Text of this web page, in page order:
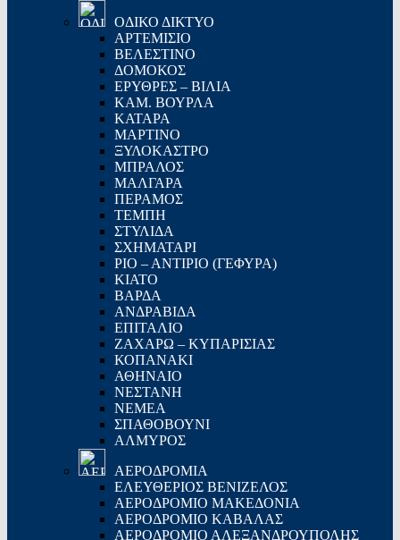
ΟΔΙΚΟ ΔΙΚΤΥΟ
ΑΡΤΕΜΙΣΙΟ
ΒΕΛΕΣΤΙΝΟ
ΔΟΜΟΚΟΣ
ΕΡΥΘΡΕΣ – ΒΙΛΙΑ
ΚΑΜ. ΒΟΥΡΛΑ
ΚΑΤΑΡΑ
ΜΑΡΤΙΝΟ
ΞΥΛΟΚΑΣΤΡΟ
ΜΠΡΑΛΟΣ
ΜΑΛΓΑΡΑ
ΠΕΡΑΜΟΣ
ΤΕΜΠΗ
ΣΤΥΛΙΔΑ
ΣΧΗΜΑΤΑΡΙ
ΡΙΟ – ΑΝΤΙΡΙΟ (ΓΕΦΥΡΑ)
KIATO
ΒΑΡΔΑ
ΑΝΔΡΑΒΙΔΑ
ΕΠΙΤΑΛΙΟ
ΖΑΧΑΡΩ – ΚΥΠΑΡΙΣΙΑΣ
ΚΟΠΑΝΑΚΙ
ΑΘΗΝΑΙΟ
ΝΕΣΤΑΝΗ
ΝΕΜΕΑ
ΣΠΑΘΟΒΟΥΝΙ
ΑΛΜΥΡΟΣ
ΑΕΡΟΔΡΟΜΙΑ
ΕΛΕΥΘΕΡΙΟΣ ΒΕΝΙΖΕΛΟΣ
ΑΕΡΟΔΡΟΜΙΟ ΜΑΚΕΔΟΝΙΑ
ΑΕΡΟΔΡΟΜΙΟ ΚΑΒΑΛΑΣ
ΑΕΡΟΔΡΟΜΙΟ ΑΛΕΞΑΝΔΡΟΥΠΟΛΗΣ